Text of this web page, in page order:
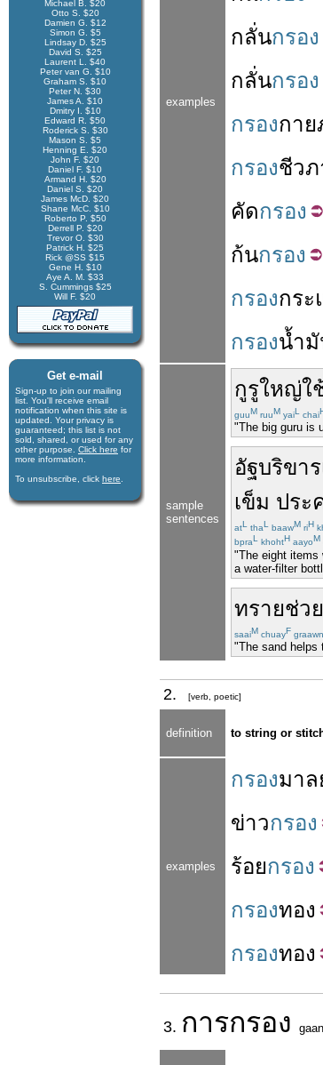
Michael B. $20
Otto S. $20
Damien G. $12
Simon G. $5
Lindsay D. $25
David S. $25
Laurent L. $40
Peter van G. $10
Graham S. $10
Peter N. $30
James A. $10
Dmitry I. $10
Edward R. $50
Roderick S. $30
Mason S. $5
Henning E. $20
John F. $20
Daniel F. $10
Armand H. $20
Daniel S. $20
James McD. $20
Shane McC. $10
Roberto P. $50
Derrell P. $20
Trevor O. $30
Patrick H. $25
Rick @SS $15
Gene H. $10
Aye A. M. $33
S. Cummings $25
Will F. $20
Get e-mail
Sign-up to join our mail­ing
list. You'll receive e­mail
notification when this site is
updated. Your privacy is
guaran­teed; this list is not
sold, shared, or used for any
other purpose. Click here for
more infor­mation.
To unsubscribe, click here
examples
กลั่นกรอง
กลั่นกรอง
กรองกาย
กรองชีว
คัดกรอง
ก้นกรอง
กรองกระ
กรองน้ำมั
sample
sentences
กูรูใหญ่ใ
guuM ruuM yaiL chai
"The big guru is
อัฐบริขาร
เข็ม ประ
atL thaL baawM riH
bpraL khohtH aayoM
"The eight items
a water-filter
ทรายช่วย
saaiM chuayF
"The sand helps
2. [verb, poetic]
definition to string or
examples
กรองมาล
ข่าวกรอง
ร้อยกรอง
กรองทอง
กรองทอง
3. การกรอง gaan